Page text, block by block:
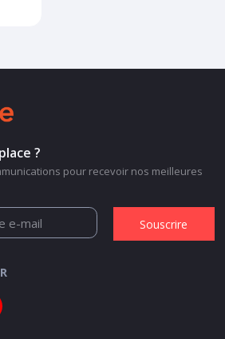
?
pour recevoir nos meilleures
Souscrire